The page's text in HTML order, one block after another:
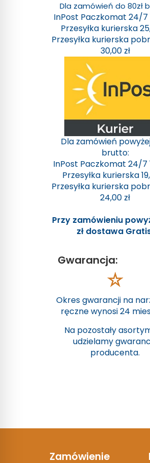
Dla zamówień do 80zł
InPost Paczkomat 24/7
Przesyłka kurierska
Przesyłka kurierska
30,00 zł
Dla zamówień
brutto:
InPost Paczkomat 24/7
Przesyłka kurierska
Przesyłka kurierska
24,00 zł
Przy zamówieniu
zł dostawa
Gwarancja:
Okres gwarancji na
ręczne wynosi 24
Na pozostały
udzielamy
producenta.
Zamówienie